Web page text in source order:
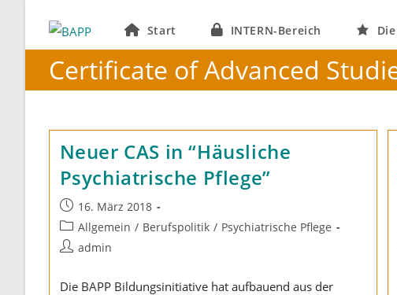
springen
Start INTERN-Bereich
Certificate of Advanced
Neuer CAS in “Häusliche
Psychiatrische Pflege”
Beitrag
veröffentlicht:
16. März 2018
Beitrags-
Kategorie:
Allgemein / Berufspolitik / Psychiatrische Pflege
Beitrags-
admin
Die BAPP Bildungsinitiative hat aufbauend aus der